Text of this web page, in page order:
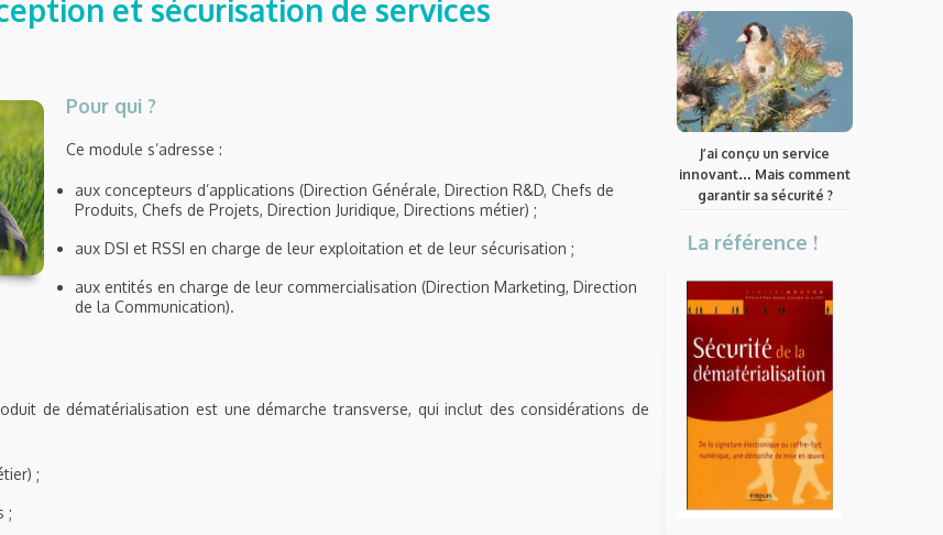
et sécurisation de services
Pour qui ?
Ce module s’adresse :
aux concepteurs d’applications (Direction Générale, Direction R&D, Chefs de
Produits, Chefs de Projets, Direction Juridique, Directions métier) ;
aux DSI et RSSI en charge de leur exploitation et de leur sécurisation ;
aux entités en charge de leur commercialisation (Direction Marketing, Direction
de la Communication).
de dématérialisation est une démarche transverse, qui inclut des considérations de
;
;
J’ai conçu un service
innovant… Mais comment
garantir sa sécurité ?
La référence !